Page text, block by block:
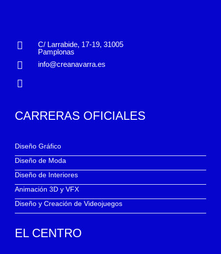
C/ Larrabide, 17-19, 31005
Pamplonas
info@creanavarra.es
CARRERAS OFICIALES
Diseño Gráfico
Diseño de Moda
Diseño de Interiores
Animación 3D y VFX
Diseño y Creación de Videojuegos
EL CENTRO